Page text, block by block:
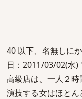
40 以下、名無しに
日：2011/03/02(水)
高級店は、一人２時
演技する女はほとん